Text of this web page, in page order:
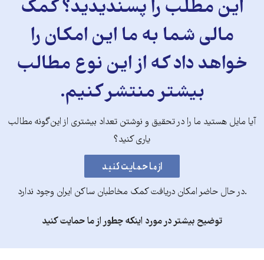
این مطلب را پسندیدید؟ کمک
مالی شما به ما این امکان را
خواهد داد که از این نوع مطالب
بیشتر منتشر کنیم.
آیا مایل هستید ما را در تحقیق و نوشتن تعداد بیشتری از این‌گونه مطالب
یاری کنید؟
.در حال حاضر امکان دریافت کمک مخاطبان ساکن ایران وجود ندارد
توضیح بیشتر در مورد اینکه چطور از ما حمایت کنید